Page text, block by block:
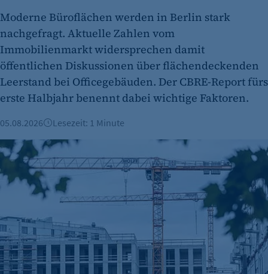
Moderne Büroflächen werden in Berlin stark
nachgefragt. Aktuelle Zahlen vom
Immobilienmarkt widersprechen damit
öffentlichen Diskussionen über flächendeckenden
Leerstand bei Officegebäuden. Der CBRE-Report fürs
erste Halbjahr benennt dabei wichtige Faktoren.
05.08.2026 Lesezeit: 1 Minute
Berliner Immobilienmarkt 2025: Mehr Verkäufe und stabile